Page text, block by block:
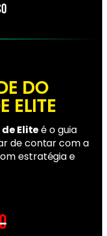
DO
ELITE
Eliteé o guia
de contar com a
estratégia e